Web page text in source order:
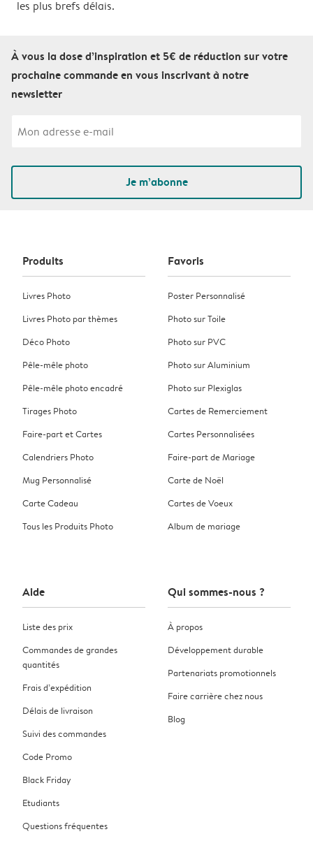
les plus brefs délais.
À vous la dose d’inspiration et 5€ de réduction sur votre
prochaine commande en vous inscrivant à notre
newsletter
Je m’abonne
Produits
Livres Photo
Livres Photo par thèmes
Déco Photo
Pêle-mêle photo
Pêle-mêle photo encadré
Tirages Photo
Faire-part et Cartes
Calendriers Photo
Mug Personnalisé
Carte Cadeau
Tous les Produits Photo
Favoris
Poster Personnalisé
Photo sur Toile
Photo sur PVC
Photo sur Aluminium
Photo sur Plexiglas
Cartes de Remerciement
Cartes Personnalisées
Faire-part de Mariage
Carte de Noël
Cartes de Voeux
Album de mariage
Aide
Liste des prix
Commandes de grandes
quantités
Frais d’expédition
Délais de livraison
Suivi des commandes
Code Promo
Black Friday
Etudiants
Questions fréquentes
Qui sommes-nous ?
À propos
Développement durable
Partenariats promotionnels
Faire carrière chez nous
Blog